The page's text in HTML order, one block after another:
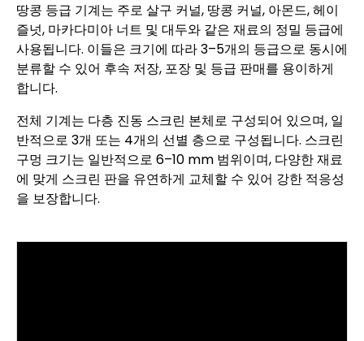
땅콩 등급 기계는 주로 살구 커널, 땅콩 커널, 아몬드, 헤이
즐넛, 마카다미아 너트 및 대두와 같은 재료의 정밀 등급에
사용됩니다. 이들은 크기에 따라 3–5개의 등급으로 동시에
분류할 수 있어 후속 저장, 포장 및 등급 판매를 용이하게
합니다.
전체 기계는 다층 진동 스크린 본체로 구성되어 있으며, 일
반적으로 3개 또는 4개의 선별 층으로 구성됩니다. 스크린
구멍 크기는 일반적으로 6–10 mm 범위이며, 다양한 재료
에 맞게 스크린 판을 유연하게 교체할 수 있어 강한 적응성
을 보장합니다.